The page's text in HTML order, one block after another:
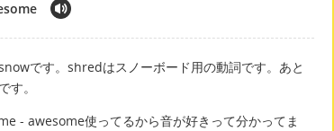
です。shredはスノーボード用の動詞です。あと
。
awesome使ってるから音が好きって分かってま